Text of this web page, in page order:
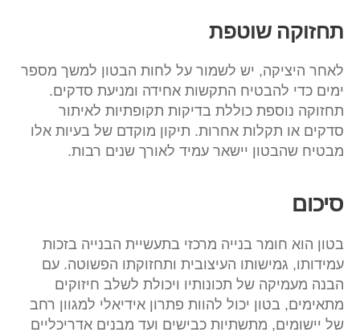
תחזוקה שוטפת
לאחר היציקה, יש לשמור על לחות הבטון למשך מספר
ימים כדי להבטיח התקשות אחידה ומניעת סדקים.
תחזוקה נוספת כוללת בדיקות תקופתיות לאיתור
סדקים או תקלות אחרות. תיקון מוקדם של בעיות אלו
מבטיח שהבטון יישאר עמיד לאורך שנים רבות.
סיכום
בטון הוא חומר בנייה מרכזי בתעשיית הבנייה בזכות
עמידותו, גמישותו העיצובית ותחזוקתו הפשוטה. עם
הבנה מעמיקה של תכונותיו ויכולת לשלב חיזוקים
מתאימים, בטון יכול להוות פתרון אידיאלי למגוון רחב
של יישומים, מתשתיות כבישים ועד מבנים אדריכליים